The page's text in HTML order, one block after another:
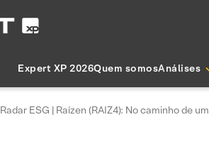
Expert XP 2026Quem somosAnálises
Radar ESG | Raízen (RAIZ4): No caminho de